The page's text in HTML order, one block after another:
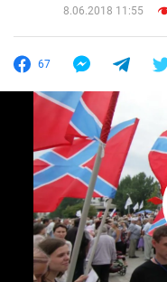
8.06.2018 11:55
67